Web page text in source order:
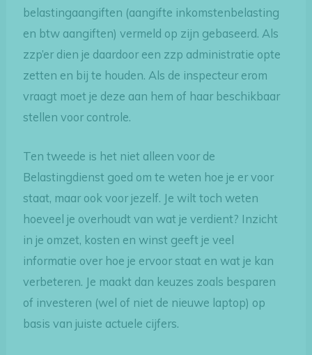
belastingaangiften (aangifte inkomstenbelasting
en btw aangiften) vermeld op zijn gebaseerd. Als
zzp’er dien je daardoor een zzp administratie opte
zetten en bij te houden. Als de inspecteur erom
vraagt moet je deze aan hem of haar beschikbaar
stellen voor controle.
Ten tweede is het niet alleen voor de
Belastingdienst goed om te weten hoe je er voor
staat, maar ook voor jezelf. Je wilt toch weten
hoeveel je overhoudt van wat je verdient? Inzicht
in je omzet, kosten en winst geeft je veel
informatie over hoe je ervoor staat en wat je kan
verbeteren. Je maakt dan keuzes zoals besparen
of investeren (wel of niet de nieuwe laptop) op
basis van juiste actuele cijfers.